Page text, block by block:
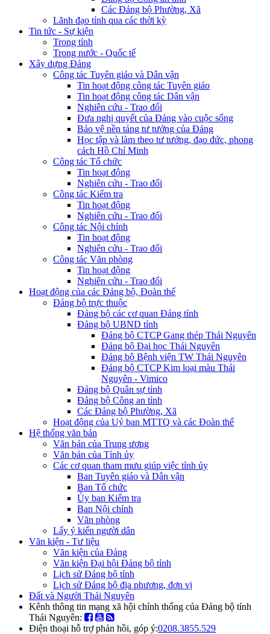
Các Đảng bộ Phường, Xã
Lãnh đạo tỉnh qua các thời kỳ
Tin tức - Sự kiện
Trong tỉnh
Trong nước - Quốc tế
Xây dựng Đảng
Công tác Tuyên giáo và Dân vận
Tin hoạt động công tác Tuyên giáo
Tin hoạt động công tác Dân vận
Nghiên cứu - Trao đổi
Đưa nghị quyết của Đảng vào cuộc sống
Bảo vệ nền tảng tư tưởng của Đảng
Học tập và làm theo tư tưởng, đạo đức, phong
cách Hồ Chí Minh
Công tác Tổ chức
Tin hoạt động
Nghiên cứu - Trao đổi
Công tác Kiểm tra
Tin hoạt động
Nghiên cứu - Trao đổi
Công tác Nội chính
Tin hoạt động
Nghiên cứu - Trao đổi
Công tác Văn phòng
Tin hoạt động
Nghiên cứu - Trao đổi
Hoạt động của các Đảng bộ, Đoàn thể
Đảng bộ trực thuộc
Đảng bộ các cơ quan Đảng tỉnh
Đảng bộ UBND tỉnh
Đảng bộ CTCP Gang thép Thái Nguyên
Đảng bộ Đại học Thái Nguyên
Đảng bộ Bệnh viện TW Thái Nguyên
Đảng bộ CTCP Kim loại màu Thái
Nguyên - Vimico
Đảng bộ Quân sự tỉnh
Đảng bộ Công an tỉnh
Các Đảng bộ Phường, Xã
Hoạt động của Uỷ ban MTTQ và các Đoàn thể
Hệ thống văn bản
Văn bản của Trung ương
Văn bản của Tỉnh ủy
Các cơ quan tham mưu giúp việc tỉnh ủy
Ban Tuyên giáo và Dân vận
Ban Tổ chức
Ủy ban Kiểm tra
Ban Nội chính
Văn phòng
Lấy ý kiến người dân
Văn kiện - Tư liệu
Văn kiện của Đảng
Văn kiện Đại hội Đảng bộ tỉnh
Lịch sử Đảng bộ tỉnh
Lịch sử Đảng bộ địa phương, đơn vị
Đất và Người Thái Nguyên
Kênh thông tin mạng xã hội chính thống của Đảng bộ tỉnh
Thái Nguyên:
Điện thoại hỗ trợ phản hồi, góp ý:0208.3855.529